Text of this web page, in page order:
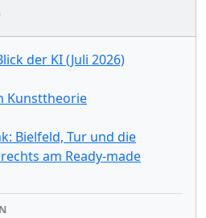
der KI (Juli 2026)
Kunsttheorie
Bielfeld, Tur und die
am Ready-made